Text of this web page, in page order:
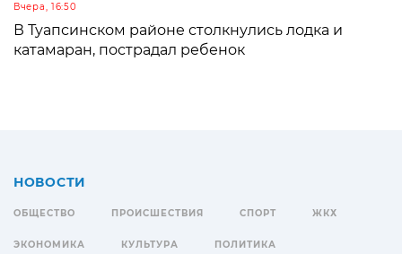
Вчера, 16:50
В Туапсинском районе столкнулись лодка и
катамаран, пострадал ребенок
НОВОСТИ
ОБЩЕСТВО ПРОИСШЕСТВИЯ СПОРТ ЖКХ
ЭКОНОМИКА КУЛЬТУРА ПОЛИТИКА